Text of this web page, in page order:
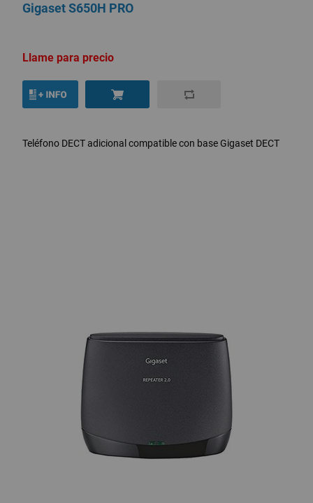
Gigaset S650H PRO
Llame para precio
Teléfono DECT adicional compatible con base Gigaset DECT